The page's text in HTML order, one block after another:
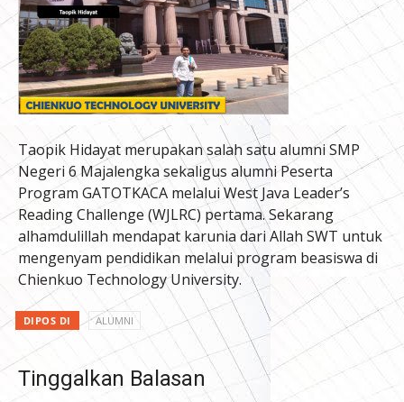
Taopik Hidayat merupakan salah satu alumni SMP
Negeri 6 Majalengka sekaligus alumni Peserta
Program GATOTKACA melalui West Java Leader’s
Reading Challenge (WJLRC) pertama. Sekarang
alhamdulillah mendapat karunia dari Allah SWT untuk
mengenyam pendidikan melalui program beasiswa di
Chienkuo Technology University.
DIPOS DI ALUMNI
Tinggalkan Balasan